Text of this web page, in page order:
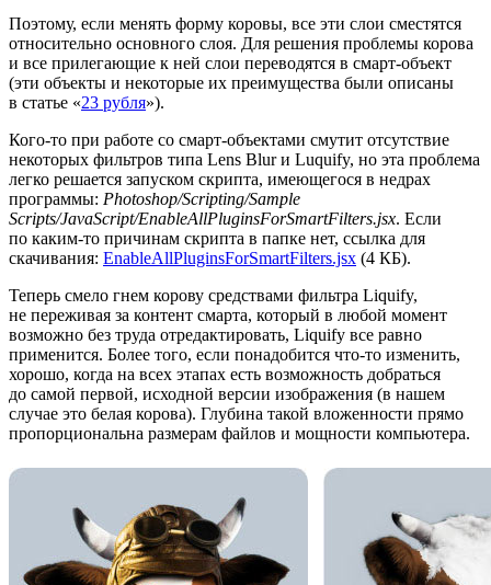
Поэтому, если менять форму коровы, все эти слои сместятся
относительно основного слоя. Для решения проблемы корова
и все прилегающие к ней слои переводятся в смарт-объект
(эти объекты и некоторые их преимущества были описаны
в статье «23 рубля»).
Кого-то при работе со смарт-объектами смутит отсутствие
некоторых фильтров типа Lens Blur и Luquify, но эта проблема
легко решается запуском скрипта, имеющегося в недрах
программы: Photoshop/Scripting/Sample
Scripts/JavaScript/EnableAllPluginsForSmartFilters.jsx. Если
по каким-то причинам скрипта в папке нет, ссылка для
скачивания: EnableAllPluginsForSmartFilters.jsx (4 КБ).
Теперь смело гнем корову средствами фильтра Liquify,
не переживая за контент смарта, который в любой момент
возможно без труда отредактировать, Liquify все равно
применится. Более того, если понадобится что-то изменить,
хорошо, когда на всех этапах есть возможность добраться
до самой первой, исходной версии изображения (в нашем
случае это белая корова). Глубина такой вложенности прямо
пропорциональна размерам файлов и мощности компьютера.